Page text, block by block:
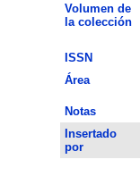
Volumen de
la colección
ISSN
Área
Notas
Insertado
por